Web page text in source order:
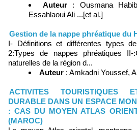
Auteur: Ousmana
Essahlaoui Ali ...[et al.]
Gestion de la nappe phréatique du
I- Définitions et différentes types
2:Types de nappes phréatiques II-
naturelles de la région d...
Auteur : Amkadni Youssef,
ACTIVITES TOURISTIQUES
DURABLE DANS UN ESPACE
: CAS DU MOYEN ATLAS
(MAROC)